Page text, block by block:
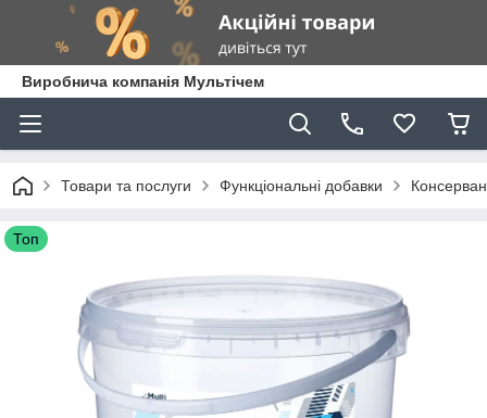
Виробнича компанія Мультічем
Товари та послуги Функціональні добавки
Топ